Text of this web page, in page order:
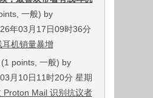
一般) by
年03月17日09时36分
耳机销量暴增
(1 points, 一般) by
月10日11时20分 星期
Proton Mail 识别抗议者